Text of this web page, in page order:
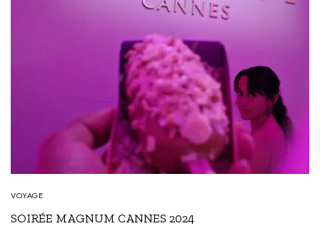
VOYAGE
SOIRÉE MAGNUM CANNES 2024